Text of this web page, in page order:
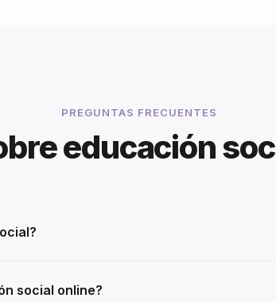
PREGUNTAS FRECUENTES
educación
social online?